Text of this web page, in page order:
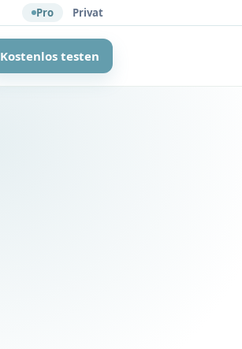
Pro Privat
Kostenlos testen